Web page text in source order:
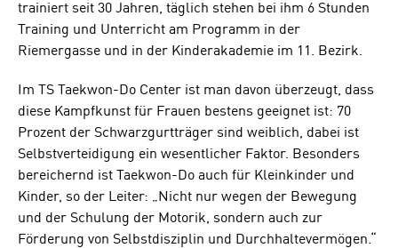
trainiert seit 30 Jahren, täglich stehen bei ihm 6 Stunden
Training und Unterricht am Programm in der
Riemergasse und in der Kinderakademie im 11. Bezirk.
Im TS Taekwon-Do Center ist man davon überzeugt, dass
diese Kampfkunst für Frauen bestens geeignet ist: 70
Prozent der Schwarzgurtträger sind weiblich, dabei ist
Selbstverteidigung ein wesentlicher Faktor. Besonders
bereichernd ist Taekwon-Do auch für Kleinkinder und
Kinder, so der Leiter: „Nicht nur wegen der Bewegung
und der Schulung der Motorik, sondern auch zur
Förderung von Selbstdisziplin und Durchhaltevermögen.“